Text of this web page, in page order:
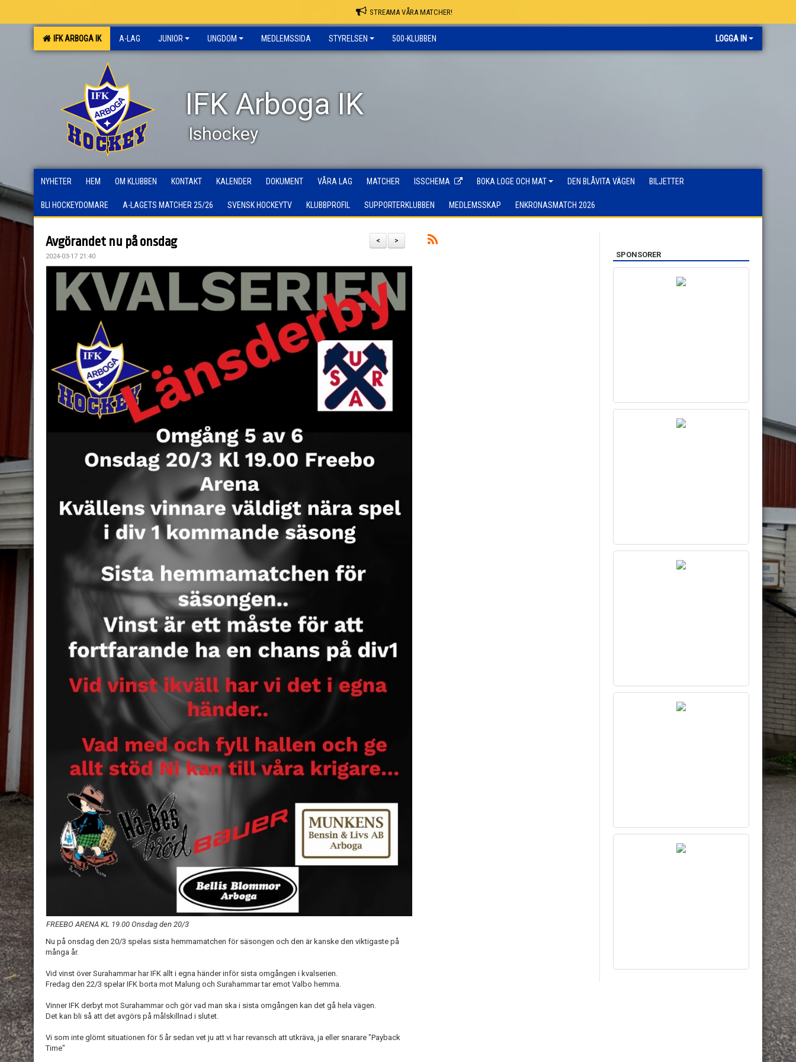
STREAMA VÅRA MATCHER!
IFK ARBOGA IK A-LAG JUNIOR UNGDOM MEDLEMSSIDA STYRELSEN 500-KLUBBEN LOGGA IN
IFK Arboga IK
Ishockey
NYHETER HEM OM KLUBBEN KONTAKT KALENDER DOKUMENT VÅRA LAG MATCHER ISSCHEMA BOKA LOGE OCH MAT DEN BLÅVITA VÄGEN BILJETTER
BLI HOCKEYDOMARE A-LAGETS MATCHER 25/26 SVENSK HOCKEYTV KLUBBPROFIL SUPPORTERKLUBBEN MEDLEMSSKAP ENKRONASMATCH 2026
>
<
Avgörandet nu på onsdag
2024-03-17 21:40
FREEBO ARENA KL 19.00 Onsdag den 20/3
Nu på onsdag den 20/3 spelas sista hemmamatchen för säsongen och den är kanske den viktigaste på
många år.
Vid vinst över Surahammar har IFK allt i egna händer inför sista omgången i kvalserien.
Fredag den 22/3 spelar IFK borta mot Malung och Surahammar tar emot Valbo hemma.
Vinner IFK derbyt mot Surahammar och gör vad man ska i sista omgången kan det gå hela vägen.
Det kan bli så att det avgörs på målskillnad i slutet.
Vi som inte glömt situationen för 5 år sedan vet ju att vi har revansch att utkräva, ja eller snarare "Payback
Time"
SPONSORER